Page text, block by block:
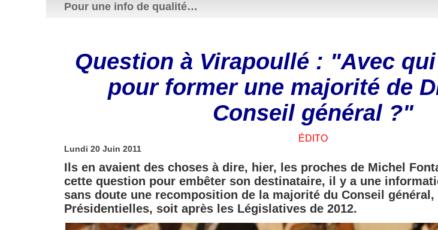
Pour une info de qualité…
Question à Virapoullé : "Avec
pour former une majorité de
Conseil général ?"
ÉDITO
Lundi 20 Juin 2011
Ils en avaient des choses à dire, hier, les proches de Michel
cette question pour embêter son destinataire, il y a une
sans doute une recomposition de la majorité du Conseil
Présidentielles, soit après les Législatives de 2012.